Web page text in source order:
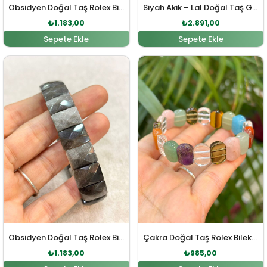
Obsidyen Doğal Taş Rolex Bileklik
₺1.183,00
Sepete Ekle
Siyah Akik – Lal Doğal Taş Gümüş Bileklik
₺2.891,00
Sepete Ekle
Obsidyen Doğal Taş Rolex Bileklik
Orijinal fiyat: ₺1.301,00.
₺1.183,00
Şu andaki fiyat: ₺1.183,00.
Çakra Doğal Taş Rolex Bileklik
Orijinal fiyat:
₺985,00
Şu andaki